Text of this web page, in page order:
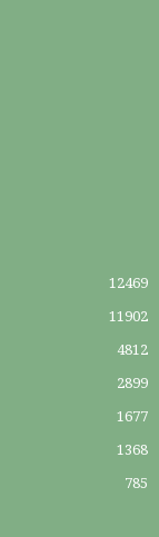
12469
11902
4812
2899
1677
1368
785